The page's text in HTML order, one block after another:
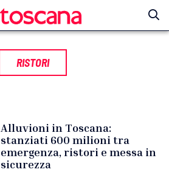
RISTORI
Alluvioni in Toscana:
stanziati 600 milioni tra
emergenza, ristori e messa in
sicurezza